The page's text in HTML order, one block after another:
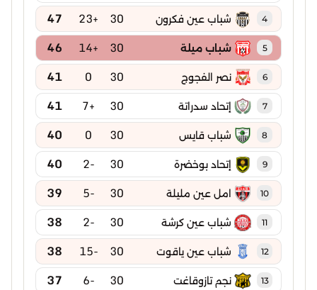
4 شباب عين فكرون 30
+23
47
5 شباب ميلة 30
+14
46
6 نصر الفجوج 30
0
41
7 إتحاد سدراتة 30
+7
41
8 شباب قايس 30
0
40
9 إتحاد بوخضرة 30
-2
40
10 امل عين مليلة 30
-5
39
11 شباب عين كرشة 30
-2
38
12 شباب عين ياقوت 30
-15
38
13 نجم تازوقاغت 30
-6
37